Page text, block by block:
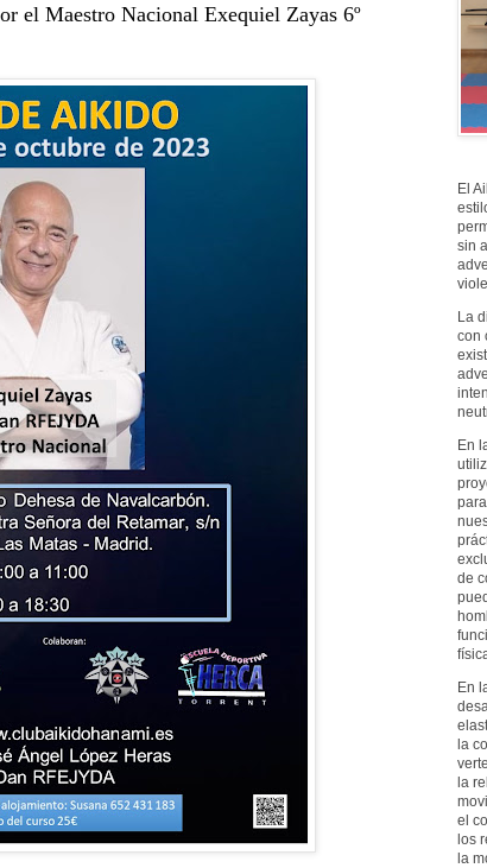
el Maestro Nacional Exequiel Zayas 6º
El
sin
La
con
En
de
En
la
la
el
los
la